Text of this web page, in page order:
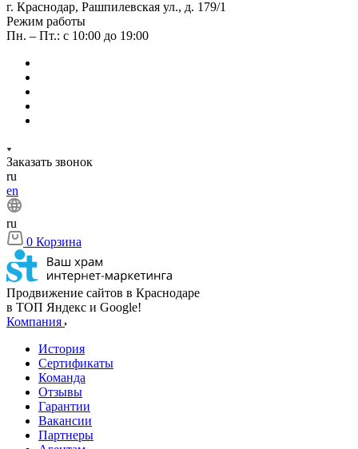
г. Краснодар, Рашпилевская ул., д. 179/1
Режим работы
Пн. – Пт.: с 10:00 до 19:00
Заказать звонок
ru
en
ru
0 Корзина
Продвижение сайтов в Краснодаре
в ТОП Яндекс и Google!
Компания
История
Сертификаты
Команда
Отзывы
Гарантии
Вакансии
Партнеры